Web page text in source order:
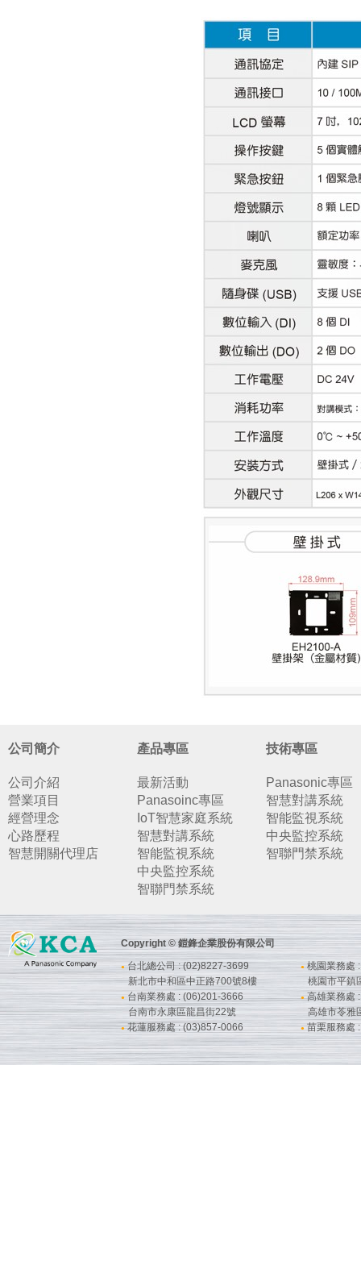
公司簡介
公司介紹
營業項目
經營理念
心路歷程
智慧開關代理店
產品專區
最新活動
Panasoinc專區
IoT智慧家庭系統
智慧對講系統
智能監視系統
中央監控系統
智聯門禁系統
技術專區
Panasonic專區
智慧對講系統
智能監視系統
中央監控系統
智聯門禁系統
Copyright © 鎧鋒企業股份有限公司
●台北總公司 : (02)8227-3699
新北市中和區中正路700號8樓
● 桃園業務處
桃園市平鎮
● 台南業務處 : (06)201-3666
台南市永康區龍昌街22號
●高雄業務處
高雄市苓雅
●花蓮服務處 : (03)857-0066 ● 苗栗服務處